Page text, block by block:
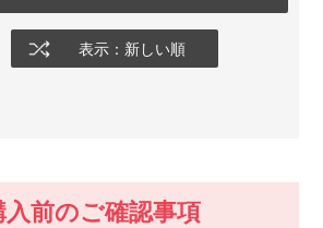
表示：新しい順
入前のご確認事項